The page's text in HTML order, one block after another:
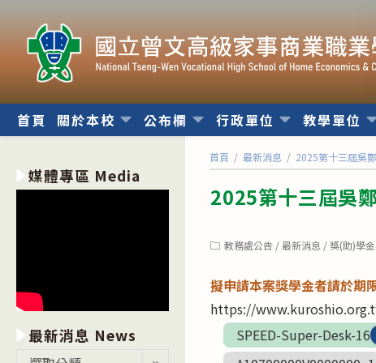
內
首頁 關於本校 公布欄 行政單位 教學單位
首頁 / 最新消息 / 2025第十三屆吳
2025第十三屆吳
Post教務處公告 / 最新消息 / 獎(助)學
擬申請本案獎學金者請於期
https://
SPEED-Super-Desk-16
媒體專區 Media
最新消息 News